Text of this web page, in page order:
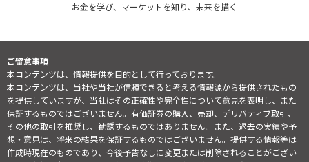
お金を学び、マーケットを知り、未来を描く
ご留意事項
本コンテンツは、情報提供を目的として行っております。
本コンテンツは、当社や当社が信頼できると考える情報源から提供されたもの
を提供していますが、当社はその正確性や完全性について意見を表明し、また
保証するものではございません。有価証券の購入、売却、デリバティブ取引、
その他の取引を推奨し、勧誘するものではありません。また、過去の実績や予
想・意見は、将来の結果を保証するものではございません。提供する情報等は
作成時現在のものであり、今後予告なしに変更または削除されることがござい